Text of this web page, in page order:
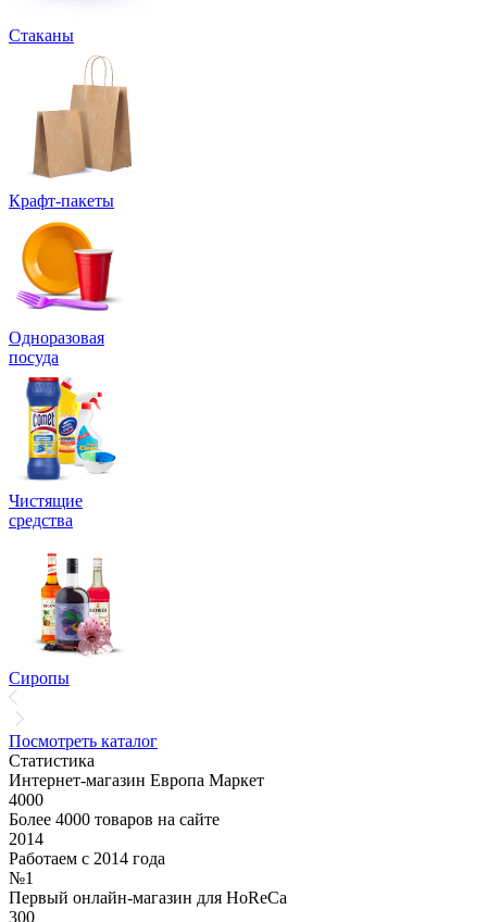
Стаканы
Крафт-пакеты
Одноразовая
посуда
Чистящие
средства
Сиропы
Посмотреть каталог
Статистика
Интернет-магазин Европа Маркет
4000
Более 4000 товаров на сайте
2014
Работаем с 2014 года
№1
Первый онлайн-магазин для HoReCa
300